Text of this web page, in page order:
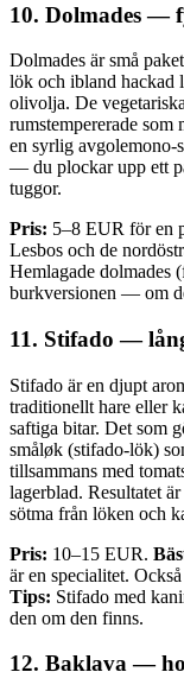
10. Dolmades —
Dolmades är små
lök och ibland hackad
olivolja. De
rumstempererade som
en syrlig avgolemono-
— du plockar upp ett
tuggor.
Pris: 5–8 EUR för en
Lesbos och de
Hemlagade dolmades
burkversionen — om
11. Stifado —
Stifado är en djupt
traditionellt hare eller
saftiga bitar. Det som
småløk (stifado-lök)
tillsammans med
lagerblad. Resultatet
sötma från löken och
Pris: 10–15 EUR.
är en specialitet.
Tips: Stifado med
den om den finns.
12. Baklava —